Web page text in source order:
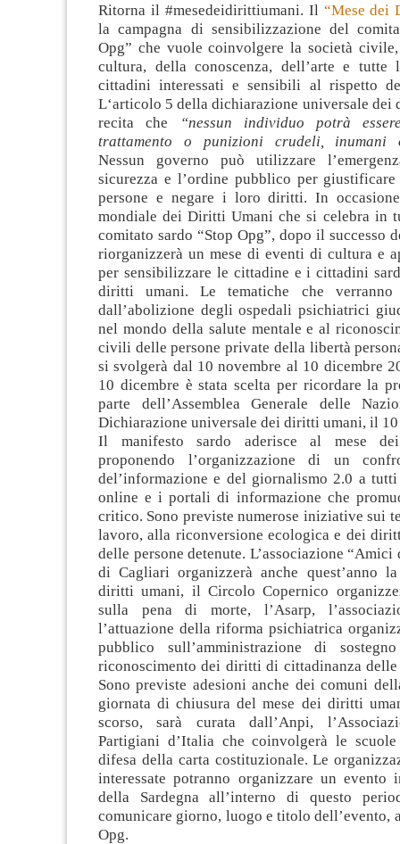
Ritorna il #mesedeidirittiumani. Il “Mese dei
la campagna di sensibilizzazione del
Opg” che vuole coinvolgere la società
cultura, della conoscenza, dell’arte e
cittadini interessati e sensibili al rispetto
L‘articolo 5 della dichiarazione universale dei
recita che
“nessun individuo potrà
trattamento o punizioni crudeli, inumani
Nessun governo può utilizzare
sicurezza e l’ordine pubblico per
persone e negare i loro diritti. In
mondiale dei Diritti Umani che si celebra in
comitato sardo “Stop Opg”, dopo il successo
riorganizzerà un mese di eventi di cultura e
per sensibilizzare le cittadine e i cittadini
diritti umani. Le tematiche che verranno
dall’abolizione degli ospedali psichiatrici
nel mondo della salute mentale e al
civili delle persone private della libertà
si svolgerà dal 10 novembre al 10 dicembre
10 dicembre è stata scelta per ricordare la
parte dell’Assemblea Generale delle
Dichiarazione universale dei diritti umani, il
Il manifesto sardo aderisce al mese
proponendo l’organizzazione di un
del’informazione e del giornalismo 2.0 a
online e i portali di informazione che
critico. Sono previste numerose iniziative sui
lavoro, alla riconversione ecologica e dei
delle persone detenute. L’associazione
di Cagliari organizzerà anche quest’anno
diritti umani, il Circolo Copernico
sulla pena di morte, l’Asarp,
l’attuazione della riforma psichiatrica
pubblico sull’amministrazione di
riconoscimento dei diritti di cittadinanza
Sono previste adesioni anche dei comuni
giornata di chiusura del mese dei diritti
scorso, sarà curata dall’Anpi,
Partigiani d’Italia che coinvolgerà le
difesa della carta costituzionale. Le
interessate potranno organizzare un evento
della Sardegna all’interno di questo
comunicare giorno, luogo e titolo dell’evento,
Opg.